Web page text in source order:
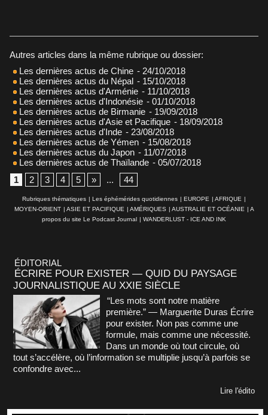
Autres articles dans la même rubrique ou dossier:
Les dernières actus de Chine - 24/10/2018
Les dernières actus du Népal - 15/10/2018
Les dernières actus d'Arménie - 11/10/2018
Les dernières actus d'Indonésie - 01/10/2018
Les dernières actus de Birmanie - 19/09/2018
Les dernières actus d'Asie et Pacifique - 18/09/2018
Les dernières actus d'Inde - 23/08/2018
Les dernières actus de Yémen - 15/08/2018
Les dernières actus du Japon - 11/07/2018
Les dernières actus de Thaïlande - 05/07/2018
1
2 3 4 5 » ... 44
Rubriques thématiques | Les éphémérides quotidiennes | EUROPE | AFRIQUE |
MOYEN-ORIENT | ASIE ET PACIFIQUE | AMÉRIQUES | AUSTRALIE ET OCÉANIE | A
propos du site Le Podcast Journal | WANDERLUST - ICE AND INK
ÉDITORIAL
ÉCRIRE POUR EXISTER — QUID DU PAYSAGE
JOURNALISTIQUE AU XXIE SIÈCLE
“Les mots sont notre matière
première.” — Marguerite Duras Écrire
pour exister. Non pas comme une
formule, mais comme une nécessité.
Dans un monde où tout circule, où
tout s’accélère, où l’information se multiplie jusqu’à parfois se
confondre avec...
Lire l'édito